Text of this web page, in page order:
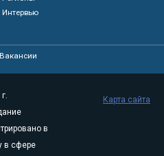
Интервью
Вакансии
в
в сфере
Карта сайта